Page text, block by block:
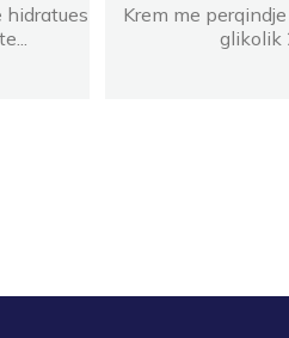
hidratues
Krem me
glikolik